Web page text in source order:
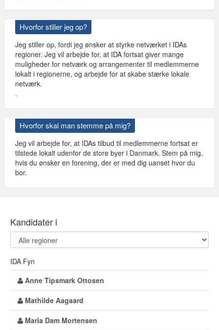
Hvorfor stiller jeg op?
Jeg stiller op, fordi jeg ønsker at styrke netværket i IDAs
regioner. Jeg vil arbejde for, at IDA fortsat giver mange
muligheder for netværk og arrangementer til medlemmerne
lokalt i regionerne, og arbejde for at skabe stærke lokale
netværk.
.
Hvorfor skal man stemme på mig?
Jeg vil arbejde for, at IDAs tilbud til medlemmerne fortsat er
tilstede lokalt udenfor de store byer i Danmark. Stem på mig,
hvis du ønsker en forening, der er med dig uanset hvor du
bor.
Kandidater i
IDA Fyn
Anne Tipsmark Ottosen
Mathilde Aagaard
Maria Dam Mortensen